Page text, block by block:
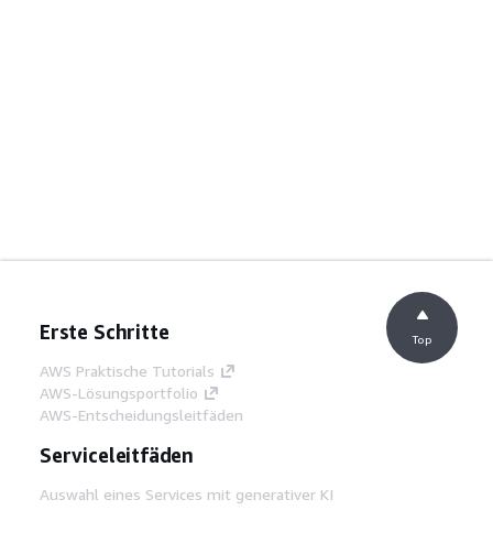
Erste Schritte
AWS Praktische Tutorials
AWS-Lösungsportfolio
AWS-Entscheidungsleitfäden
Serviceleitfäden
Auswahl eines Services mit generativer KI
Top